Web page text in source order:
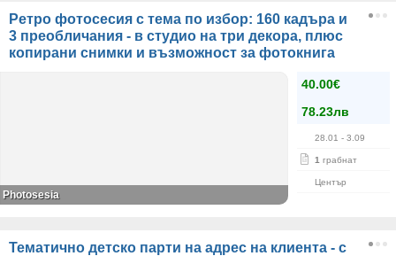
Ретро фотосесия с тема по избор: 160 кадъра и
3 преобличания - в студио на три декора, плюс
копирани снимки и възможност за фотокнига
40.00€
78.23лв
28.01 - 3.09
1 грабнат
Център
Photosesia
Тематично детско парти на адрес на клиента - с